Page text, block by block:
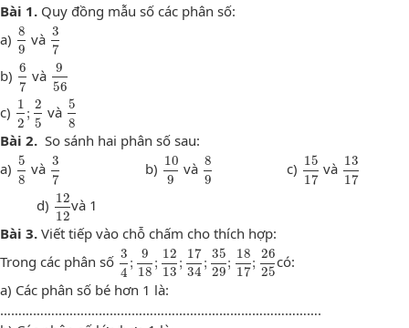
Bài 1. Quy đồng mẫu số các phân số:
a) 8
9
89 và 3
7
37
b) 6
7
67 và 9
56
956
c) 1
2
;
2
5
12 2 và 5
8
58
Bài 2. So sánh hai phân số sau:
a) 5
8
58 và 3
7
37 b) 10
9
109 và 8
9
89 c) 15
17
15 17
và 13
17
13
d) 12
12
12 12
và 1
Bài 3. Viết tiếp vào chỗ chấm cho thích hợp:
Trong các phân số 3
4
;
9
18
;
12
13
;
17
34
;
35
29
;
18
17
;
26
25
34 918 ;12 13; 1734 ;35 29; 18
có:
a) Các phân số bé hơn 1 là:
…………………………………………………………………………….